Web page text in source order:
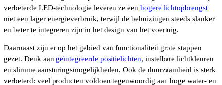
verbeterde LED-technologie leveren ze een hogere lichtopbrengst
met een lager energieverbruik, terwijl de behuizingen steeds slanker
en beter te integreren zijn in het design van het voertuig.
Daarnaast zijn er op het gebied van functionaliteit grote stappen
gezet. Denk aan geïntegreerde positielichten, instelbare lichtkleuren
en slimme aansturingsmogelijkheden. Ook de duurzaamheid is sterk
verbeterd: veel producten voldoen tegenwoordig aan hoge water- en